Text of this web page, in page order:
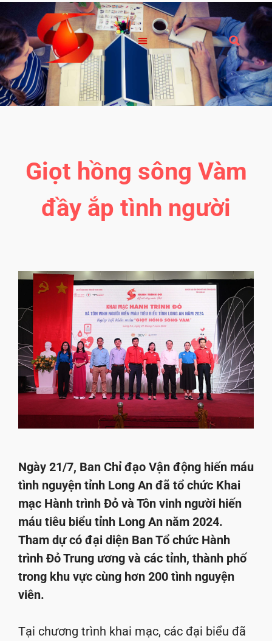
Giọt hồng sông Vàm
đầy ắp tình người
Ngày 21/7, Ban Chỉ đạo Vận động hiến máu
tình nguyện tỉnh Long An đã tổ chức Khai
mạc Hành trình Đỏ và Tôn vinh người hiến
máu tiêu biểu tỉnh Long An năm 2024.
Tham dự có đại diện Ban Tổ chức Hành
trình Đỏ Trung ương và các tỉnh, thành phố
trong khu vực cùng hơn 200 tình nguyện
viên.
Tại chương trình khai mạc, các đại biểu đã